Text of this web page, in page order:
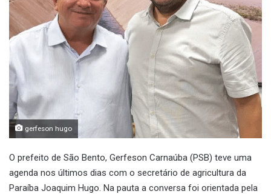
gerfeson hugo
O prefeito de São Bento, Gerfeson Carnaúba (PSB) teve uma
agenda nos últimos dias com o secretário de agricultura da
Paraíba Joaquim Hugo. Na pauta a conversa foi orientada pela